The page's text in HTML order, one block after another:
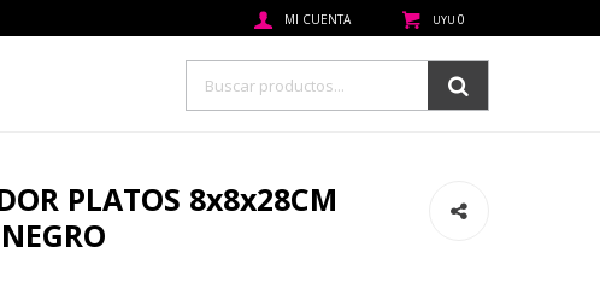
UYU 0
PLATOS 8x8x28CM